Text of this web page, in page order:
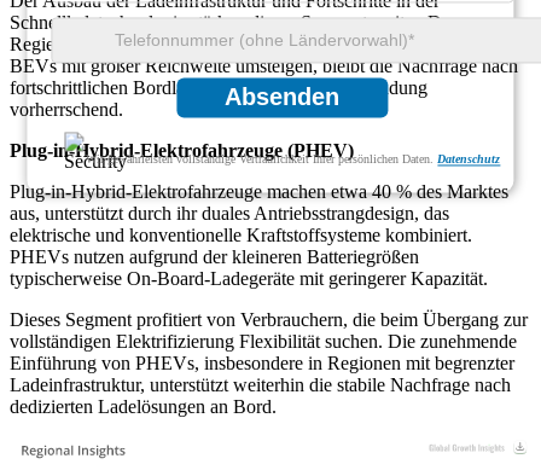
Absenden
Wir gewährleisten vollständige Vertraulichkeit Ihrer persönlichen Daten. Datenschutz
Schnellladetechnologie stärken dieses Segment weiter. Da
Regierungen emissionsfreie Fahrzeuge fördern und Verbraucher auf
BEVs mit großer Reichweite umsteigen, bleibt die Nachfrage nach
fortschrittlichen Bordladegeräten für diese Anwendung
vorherrschend.
Plug-in-Hybrid-Elektrofahrzeuge (PHEV)
Plug-in-Hybrid-Elektrofahrzeuge machen etwa 40 % des Marktes
aus, unterstützt durch ihr duales Antriebsstrangdesign, das
elektrische und konventionelle Kraftstoffsysteme kombiniert.
PHEVs nutzen aufgrund der kleineren Batteriegrößen
typischerweise On-Board-Ladegeräte mit geringerer Kapazität.
Dieses Segment profitiert von Verbrauchern, die beim Übergang zur
vollständigen Elektrifizierung Flexibilität suchen. Die zunehmende
Einführung von PHEVs, insbesondere in Regionen mit begrenzter
Ladeinfrastruktur, unterstützt weiterhin die stabile Nachfrage nach
dedizierten Ladelösungen an Bord.